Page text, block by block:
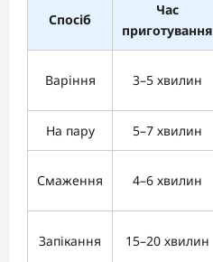
Спосіб
Час
приготування
Варіння 3–5 хвилин
На пару 5–7 хвилин
Смаження 4–6 хвилин
Запікання 15–20 хвилин